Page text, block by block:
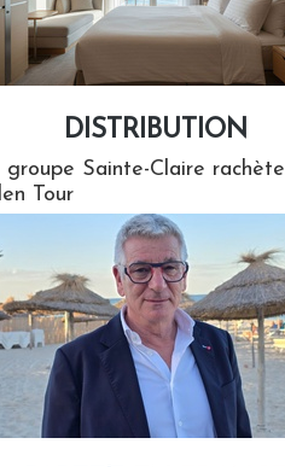
DISTRIBUTION
groupe Sainte-Claire rachète
Tour